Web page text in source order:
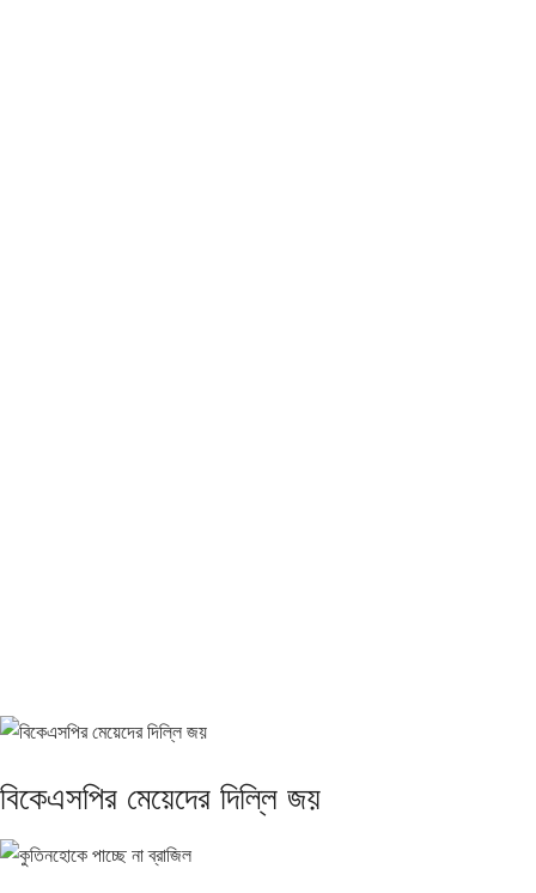
বিকেএসপির মেয়েদের দিল্লি জয়